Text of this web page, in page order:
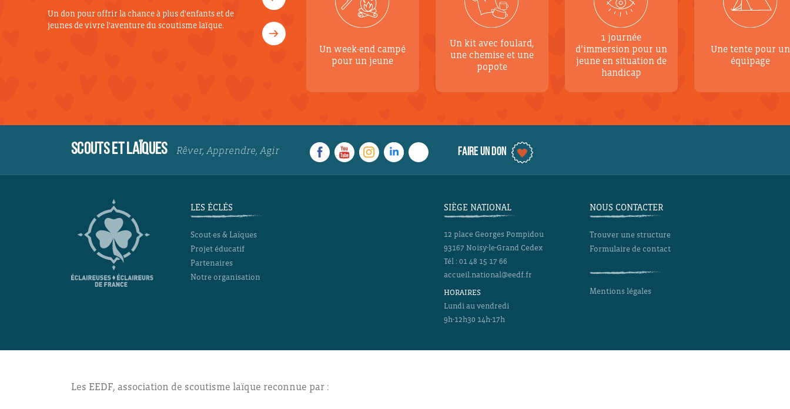
Un don pour offrir la chance à plus d'enfants et de
jeunes de vivre l'aventure du scoutisme laïque.
Un week-end campé
pour un jeune
Un kit avec foulard,
une chemise et une
popote
1 journée
d’immersion pour un
jeune en situation de
handicap
Une tente pour un
équipage
SCOUTS ET LAÏQUES Rêver, Apprendre, Agir FAIRE UN DON
LES ÉCLÉS
Scout·es & Laïques
Projet éducatif
Partenaires
Notre organisation
SIÈGE NATIONAL
12 place Georges Pompidou
93167 Noisy-le-Grand Cedex
Tél : 01 48 15 17 66
accueil.national@eedf.fr
HORAIRES
Lundi au vendredi
9h-12h30 14h-17h
NOUS CONTACTER
Trouver une structure
Formulaire de contact
Mentions légales
Les EEDF, association de scoutisme laïque reconnue par :